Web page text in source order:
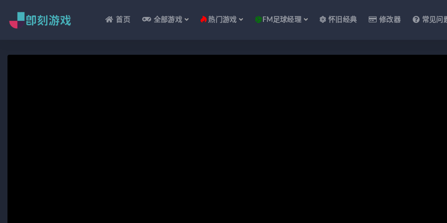
首页 全部游戏 热门游戏 FM足球经理 怀旧经典 修改器 常见问